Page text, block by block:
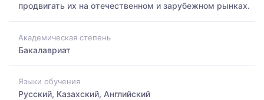
продвигать их на отечественном и зарубежном рынках.
Академическая степень
Бакалавриат
Языки обучения
Русский, Казахский, Английский